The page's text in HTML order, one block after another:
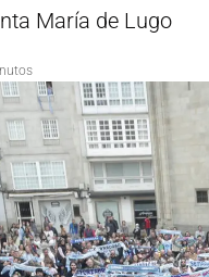
María de Lugo